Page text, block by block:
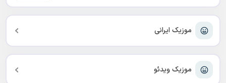
موزیک ایرانی
موزیک ویدئو